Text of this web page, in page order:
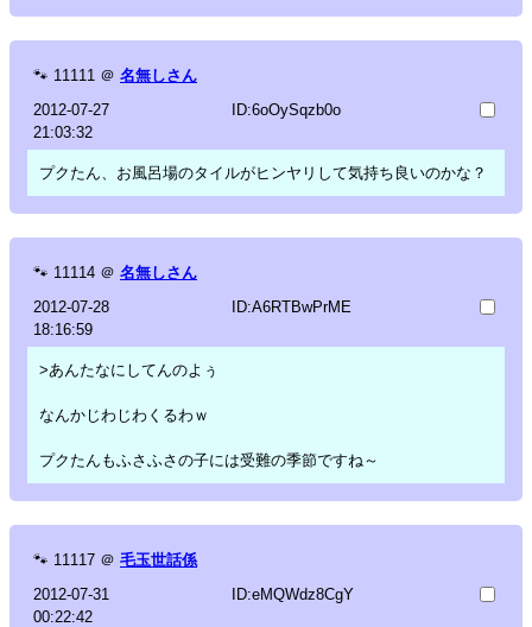
🐾 11111 ＠ 名無しさん
2012-07-27
21:03:32
ID:6oOySqzb0o
プクたん、お風呂場のタイルがヒンヤリして気持ち良いのかな？
🐾 11114 ＠ 名無しさん
2012-07-28
18:16:59
ID:A6RTBwPrME
>あんたなにしてんのよぅ
なんかじわじわくるわｗ
プクたんもふさふさの子には受難の季節ですね～
🐾 11117 ＠ 毛玉世話係
2012-07-31
00:22:42
ID:eMQWdz8CgY